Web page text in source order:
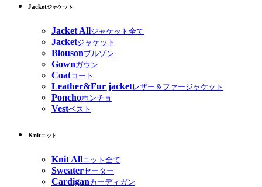
Jacketジャケット
Jacket Allジャケット全て
Jacketジャケット
Blousonブルゾン
Gownガウン
Coatコート
Leather&Fur jacketレザー＆ファージャケット
Ponchoポンチョ
Vestベスト
Knitニット
Knit Allニット全て
Sweaterセーター
Cardiganカーディガン